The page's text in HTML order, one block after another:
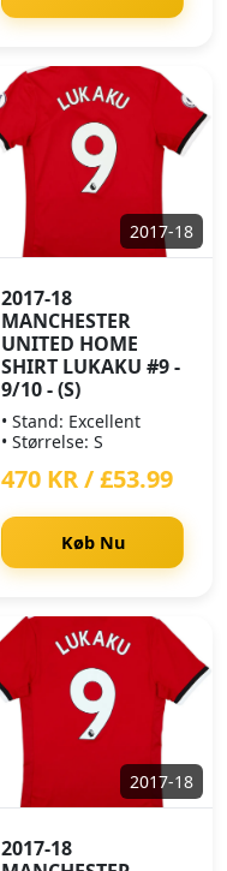
2017-18
2017-18
MANCHESTER
UNITED HOME
SHIRT LUKAKU #9 -
9/10 - (S)
• Stand: Excellent
• Størrelse: S
470 KR / £53.99
Køb Nu
2017-18
2017-18